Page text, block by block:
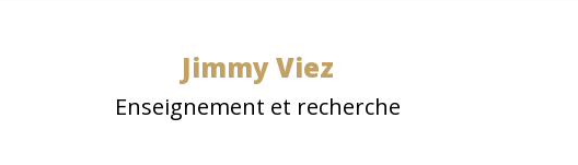
JimmyViez
Enseignement et recherche